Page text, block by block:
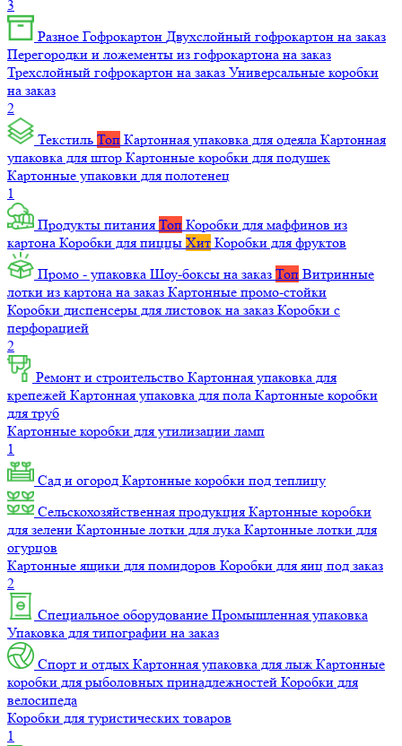
3
Разное Гофрокартон Двухслойный гофрокартон на заказ
Перегородки и ложементы из гофрокартона на заказ
Трехслойный гофрокартон на заказ Универсальные коробки
на заказ
2
Текстиль Топ Картонная упаковка для одеяла Картонная
упаковка для штор Картонные коробки для подушек
Картонные упаковки для полотенец
1
Продукты питания Топ Коробки для маффинов из
картона Коробки для пиццы Хит Коробки для фруктов
Промо - упаковка Шоу-боксы на заказ Топ Витринные
лотки из картона на заказ Картонные промо-стойки
Коробки диспенсеры для листовок на заказ Коробки с
перфорацией
2
Ремонт и строительство Картонная упаковка для
крепежей Картонная упаковка для пола Картонные коробки
для труб
Картонные коробки для утилизации ламп
1
Сад и огород Картонные коробки под теплицу
Сельскохозяйственная продукция Картонные коробки
для зелени Картонные лотки для лука Картонные лотки для
огурцов
Картонные ящики для помидоров Коробки для яиц под заказ
2
Специальное оборудование Промышленная упаковка
Упаковка для типографии на заказ
Спорт и отдых Картонная упаковка для лыж Картонные
коробки для рыболовных принадлежностей Коробки для
велосипеда
Коробки для туристических товаров
1